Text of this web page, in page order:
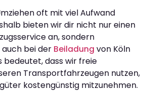
oft mit viel Aufwand
bieten wir dir nicht nur einen
an, sondern
bei der Beiladung von Köln
bedeutet, dass wir freie
Transportfahrzeugen nutzen,
kostengünstig mitzunehmen.